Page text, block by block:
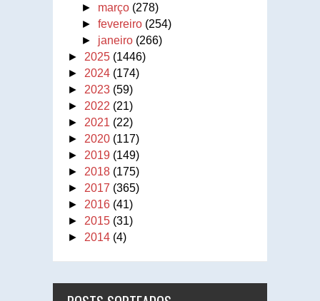
► março (278)
►fevereiro (254)
► janeiro (266)
► 2025 (1446)
► 2024 (174)
► 2023 (59)
► 2022 (21)
► 2021 (22)
► 2020 (117)
► 2019 (149)
► 2018 (175)
► 2017 (365)
► 2016 (41)
► 2015 (31)
► 2014 (4)